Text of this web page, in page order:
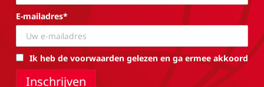
E-mailadres*
Ik heb de voorwaarden gelezen en ga ermee akkoord